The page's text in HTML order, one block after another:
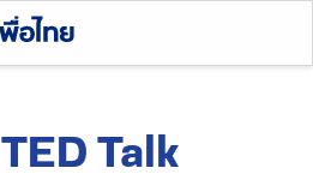
TED Talk